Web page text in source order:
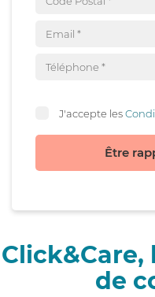
J'accepte les
Être
de